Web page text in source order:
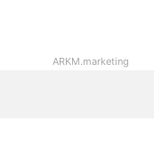
ARKM.marketing